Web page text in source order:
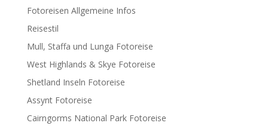
Fotoreisen Allgemeine Infos
Reisestil
Mull, Staffa und Lunga Fotoreise
West Highlands & Skye Fotoreise
Shetland Inseln Fotoreise
Assynt Fotoreise
Cairngorms National Park Fotoreise